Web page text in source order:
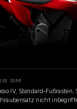
SM
IV, Standard-
nicht